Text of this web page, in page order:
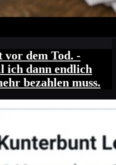
vor dem Tod. -
ich dann endlich
bezahlen muss.